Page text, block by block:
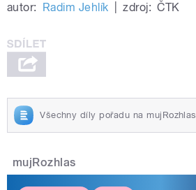
autor: Radim Jehlík zdroj: ČTK
Všechny díly pořadu na mujRozhlas
mujRozhlas